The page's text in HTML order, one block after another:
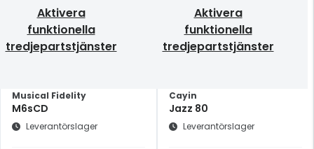
Aktivera
funktionella
tredjepartstjänster
Musical Fidelity
M6sCD
Leverantörslager
Aktivera
funktionella
tredjepartstjänster
Cayin
Jazz 80
Leverantörslager